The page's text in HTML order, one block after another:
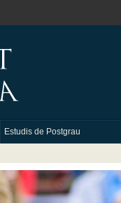
Estudis de Postgrau